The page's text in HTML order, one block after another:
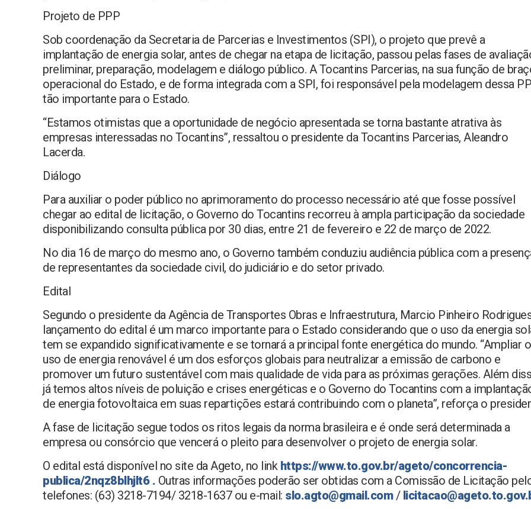
Projeto de PPP
Sob coordenação da Secretaria de Parcerias e Investimentos (SPI), o projeto que prevê a
implantação de energia solar, antes de chegar na etapa de licitação, passou pelas fases de
preliminar, preparação, modelagem e diálogo público. A Tocantins Parcerias, na sua função de
operacional do Estado, e de forma integrada com a SPI, foi responsável pela modelagem dessa
tão importante para o Estado.
“Estamos otimistas que a oportunidade de negócio apresentada se torna bastante atrativa às
empresas interessadas no Tocantins”, ressaltou o presidente da Tocantins Parcerias, Aleandro
Lacerda.
Diálogo
Para auxiliar o poder público no aprimoramento do processo necessário até que fosse possível
chegar ao edital de licitação, o Governo do Tocantins recorreu à ampla participação da sociedade
disponibilizando consulta pública por 30 dias, entre 21 de fevereiro e 22 de março de 2022.
No dia 16 de março do mesmo ano, o Governo também conduziu audiência pública com a
de representantes da sociedade civil, do judiciário e do setor privado.
Edital
Segundo o presidente da Agência de Transportes Obras e Infraestrutura, Marcio Pinheiro
lançamento do edital é um marco importante para o Estado considerando que o uso da energia
tem se expandido significativamente e se tornará a principal fonte energética do mundo. “Ampliar o
uso de energia renovável é um dos esforços globais para neutralizar a emissão de carbono e
promover um futuro sustentável com mais qualidade de vida para as próximas gerações. Além
já temos altos níveis de poluição e crises energéticas e o Governo do Tocantins com a
de energia fotovoltaica em suas repartições estará contribuindo com o planeta”, reforça o
A fase de licitação segue todos os ritos legais da norma brasileira e é onde será determinada a
empresa ou consórcio que vencerá o pleito para desenvolver o projeto de energia solar.
O edital está disponível no site da Ageto, no link https://www.to.gov.br/ageto/concorrencia-
publica/2nqz8blhjlt6. Outras informações poderão ser obtidas com a Comissão de Licitação
telefones: (63) 3218-7194/ 3218-1637 ou e-mail: slo.agto@gmail.com/